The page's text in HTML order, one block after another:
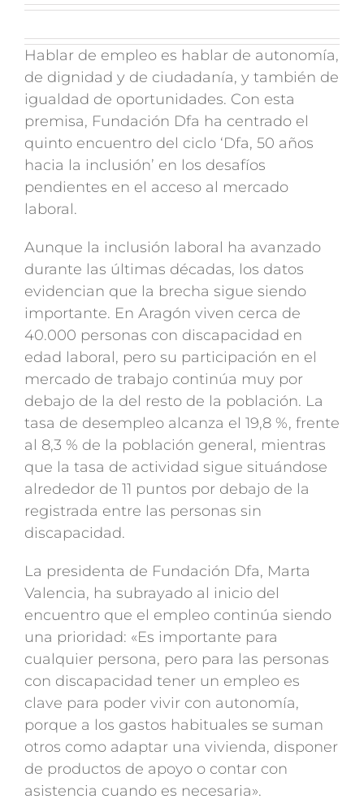
Hablar de empleo es hablar de autonomía,
de dignidad y de ciudadanía, y también de
igualdad de oportunidades. Con esta
premisa, Fundación Dfa ha centrado el
quinto encuentro del ciclo ‘Dfa, 50 años
hacia la inclusión’ en los desafíos
pendientes en el acceso al mercado
laboral.
Aunque la inclusión laboral ha avanzado
durante las últimas décadas, los datos
evidencian que la brecha sigue siendo
importante. En Aragón viven cerca de
40.000 personas con discapacidad en
edad laboral, pero su participación en el
mercado de trabajo continúa muy por
debajo de la del resto de la población. La
tasa de desempleo alcanza el 19,8 %, frente
al 8,3 % de la población general, mientras
que la tasa de actividad sigue situándose
alrededor de 11 puntos por debajo de la
registrada entre las personas sin
discapacidad.
La presidenta de Fundación Dfa, Marta
Valencia, ha subrayado al inicio del
encuentro que el empleo continúa siendo
una prioridad: «Es importante para
cualquier persona, pero para las personas
con discapacidad tener un empleo es
clave para poder vivir con autonomía,
porque a los gastos habituales se suman
otros como adaptar una vivienda, disponer
de productos de apoyo o contar con
asistencia cuando es necesaria».